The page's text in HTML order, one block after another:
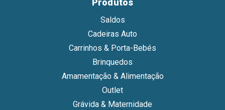
Produtos
Saldos
Cadeiras Auto
Carrinhos & Porta-Bebés
Brinquedos
Amamentação & Alimentação
Outlet
Grávida & Maternidade